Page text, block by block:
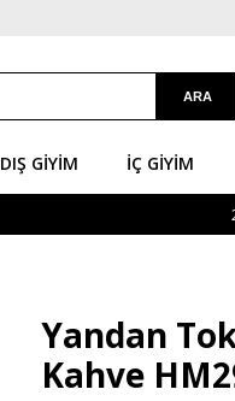
DIŞ GIYIM İÇ GİYIM
Yandan
Kahve